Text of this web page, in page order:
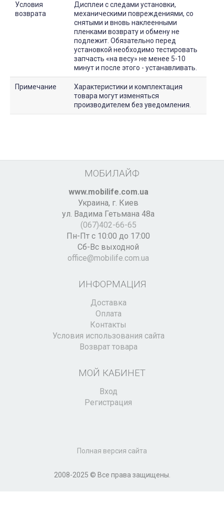
Условия
возврата
Дисплеи с следами установки,
механическими повреждениями, со
снятыми и вновь наклеенными
пленками возврату и обмену не
подлежит. Обязательно перед
установкой необходимо тестировать
запчасть «на весу» не менее 5-10
минут и после этого - устанавливать.
Примечание
Характеристики и комплектация
товара могут изменяться
производителем без уведомления.
МОБИЛАЙФ
www.mobilife.com.ua
Украина, г. Киев
ул. Вадима Гетьмана 48а
(067)402-66-65
Пн-Пт с 10:00 до 17:00
Сб-Вс выходной
office@mobilife.com.ua
ИНФОРМАЦИЯ
Доставка
Оплата
Контакты
Условия использования сайта
Возврат товара
МОЙ КАБИНЕТ
Вход
Регистрация
Полная версия сайта
2008-2025 © Все права защищены.